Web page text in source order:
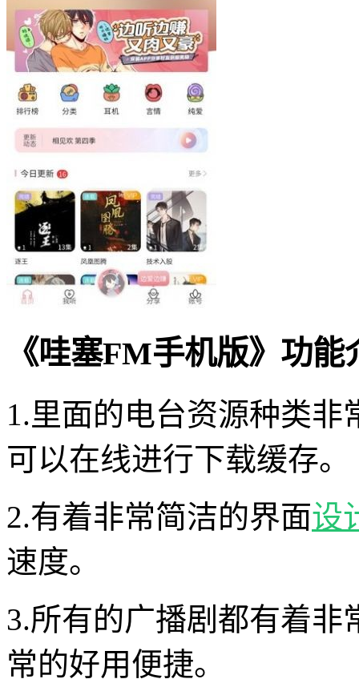
《哇塞FM手机版》功能
1.里面的电台资源种类
可以在线进行下载缓存。
2.有着非常简洁的界面设
速度。
3.所有的广播剧都有着
常的好用便捷。